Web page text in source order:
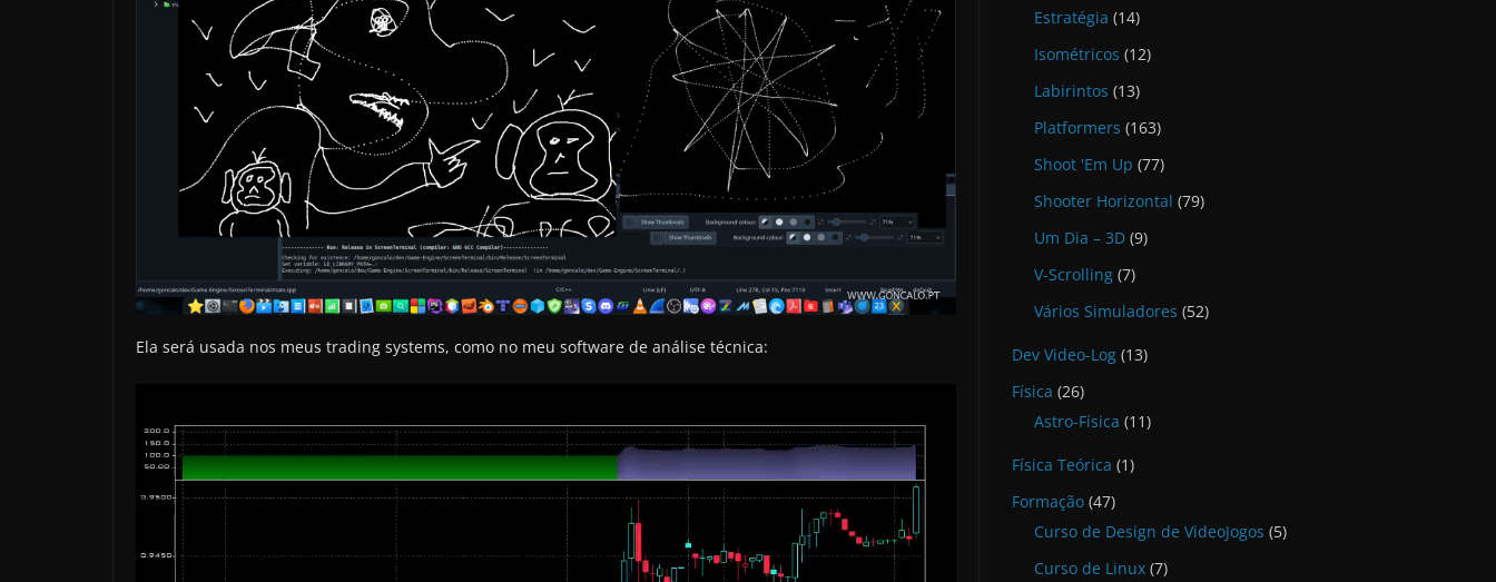
Ela será usada nos meus trading systems, como no meu software de análise técnica:
Estratégia (14)
Isométricos (12)
Labirintos (13)
Platformers (163)
Shoot 'Em Up (77)
Shooter Horizontal (79)
Um Dia – 3D (9)
V-Scrolling (7)
Vários Simuladores (52)
Dev Video-Log (13)
Física (26)
Astro-Física (11)
Física Teórica (1)
Formação (47)
Curso de Design de VideoJogos (5)
Curso de Linux (7)